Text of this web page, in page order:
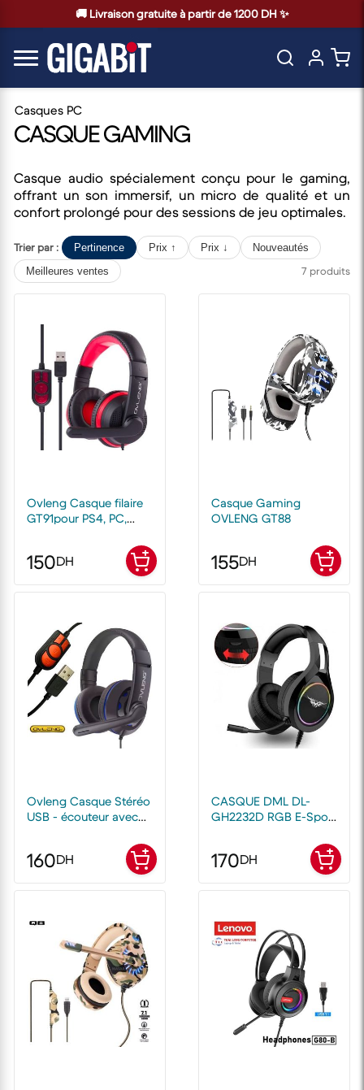
🚚 Livraison gratuite à partir de 1200 DH ✨
Casques PC
CASQUE GAMING
Casque audio spécialement conçu pour le gaming,
offrant un son immersif, un micro de qualité et un
confort prolongé pour des sessions de jeu optimales.
Trier par : Pertinence Prix ↑ Prix ↓
Nouveautés
Meilleures ventes
7 produits
Ovleng Casque filaire
GT91pour PS4, PC,
casque de Gaming
150DH
Casque Gaming
OVLENG GT88
155DH
Ovleng Casque Stéréo
USB - écouteur avec
jeu, Casque Hifi pour
ordinateur
160DH
CASQUE DML DL-
GH2232D RGB E-Sport
170DH